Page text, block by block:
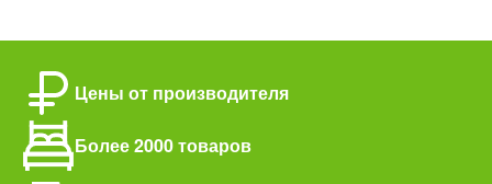
Цены от производителя
Более 2000 товаров